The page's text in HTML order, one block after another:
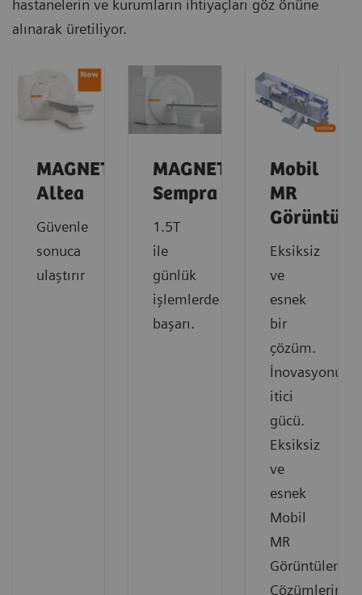
hastanelerin ve kurumların ihtiyaçları göz önüne
alınarak üretiliyor.
MAGNETOM
Altea
Güvenle
sonuca
ulaştırır
MAGNETOM
Sempra
1.5T
ile
günlük
işlemlerde
başarı.
Mobil
MR
Eksiksiz
ve
esnek
bir
çözüm.
İnovasyonun
itici
gücü.
Eksiksiz
ve
esnek
Mobil
MR
Görüntüleme